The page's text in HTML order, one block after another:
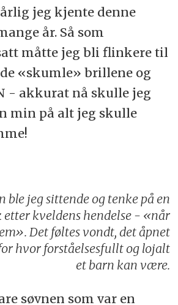
jeg kjente denne
år. Så som
måtte jeg bli flinkere til
«skumle» brillene og
- akkurat nå skulle jeg
min på alt jeg skulle
ble jeg sittende og tenke på en
etter kveldens hendelse - «når
Det føltes vondt, det åpnet
hvor forståelsesfullt og lojalt
et barn kan være.
søvnen som var en